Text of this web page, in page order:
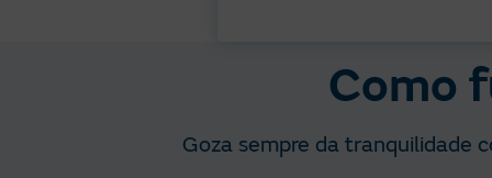
Como
Goza sempre da tranquilidade